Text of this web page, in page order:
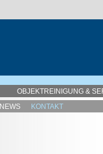
OBJEKTREINIGUNG &
NEWS KONTAKT